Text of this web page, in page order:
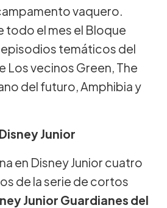
vaquero.
todo el mes el Bloque
temáticos del
Los vecinos Green, The
del futuro, Amphibia y
Junior
en Disney Junior cuatro
de la serie de cortos
Junior Guardianes del